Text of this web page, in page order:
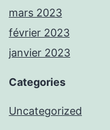
mars 2023
février 2023
janvier 2023
Categories
Uncategorized